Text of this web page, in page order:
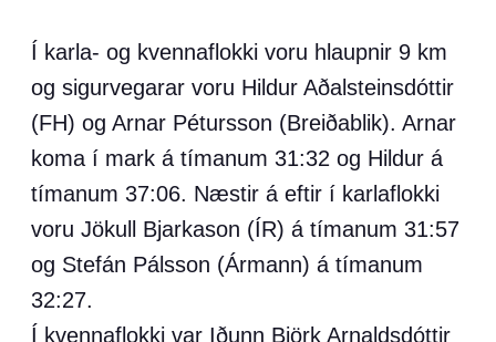
Í karla- og kvennaflokki voru hlaupnir 9 km
og sigurvegarar voru Hildur Aðalsteinsdóttir
(FH) og Arnar Pétursson (Breiðablik). Arnar
koma í mark á tímanum 31:32 og Hildur á
tímanum 37:06. Næstir á eftir í karlaflokki
voru Jökull Bjarkason (ÍR) á tímanum 31:57
og Stefán Pálsson (Ármann) á tímanum
32:27.
Í kvennaflokki var Iðunn Björk Arnaldsdóttir